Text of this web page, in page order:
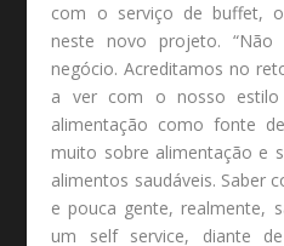
com o serviço de buffet,
neste novo projeto.
negócio. Acreditamos no
a ver com o nosso
alimentação como fonte
muito sobre alimentação e
alimentos saudáveis. Saber
e pouca gente, realmente,
um self service, diante